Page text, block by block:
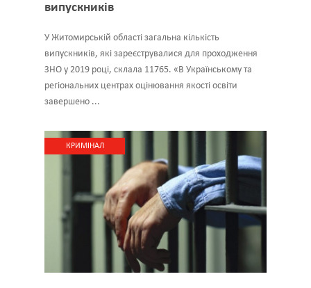
випускників
У Житомирській області загальна кількість
випускників, які зареєструвалися для проходження
ЗНО у 2019 році, склала 11765. «В Українському та
регіональних центрах оцінювання якості освіти
завершено ...
КРИМІНАЛ